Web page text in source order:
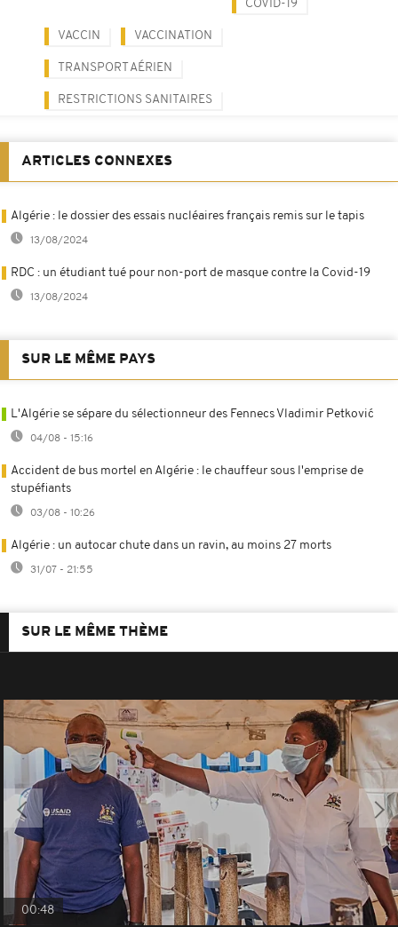
COVID-19
VACCIN VACCINATION
TRANSPORT AÉRIEN
RESTRICTIONS SANITAIRES
ARTICLES CONNEXES
Algérie : le dossier des essais nucléaires français remis sur le tapis
13/08/2024
RDC : un étudiant tué pour non-port de masque contre la Covid-19
13/08/2024
SUR LE MÊME PAYS
L'Algérie se sépare du sélectionneur des Fennecs Vladimir Petković
04/08 - 15:16
Accident de bus mortel en Algérie : le chauffeur sous l'emprise de
stupéfiants
03/08 - 10:26
Algérie : un autocar chute dans un ravin, au moins 27 morts
31/07 - 21:55
SUR LE MÊME THÈME
00:48